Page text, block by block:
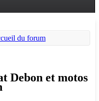
du forum
Debon et motos